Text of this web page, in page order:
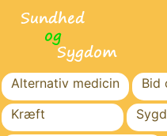
Alternativ medicin
Bid
Kræft